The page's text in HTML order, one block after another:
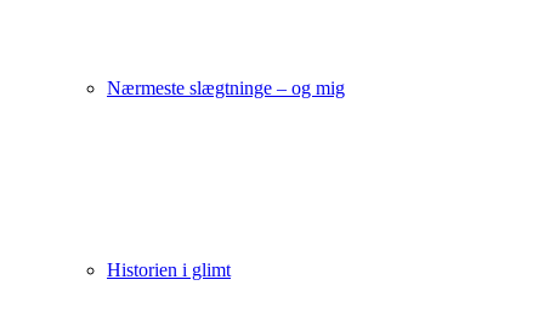
Nærmeste slægtninge – og mig
Historien i glimt